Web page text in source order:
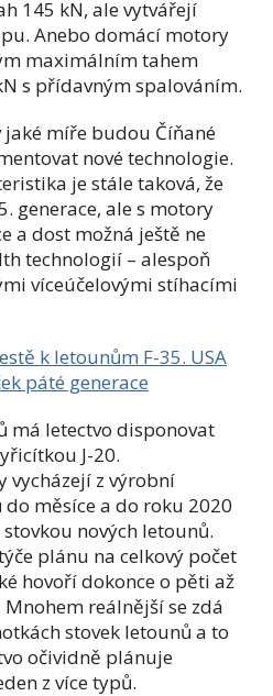
145 kN, ale vytvářejí
Anebo domácí motory
maximálním tahem
s přídavným spalováním.
jaké míře budou Číňané
nové technologie.
je stále taková, že
generace, ale s motory
a dost možná ještě ne
technologií – alespoň
víceúčelovými stíhacími
k letounům F-35. USA
páté generace
má letectvo disponovat
J-20.
z výrobní
měsíce a do roku 2020
nových letounů.
plánu na celkový počet
hovoří dokonce o pěti až
reálnější se zdá
stovek letounů a to
očividně plánuje
z více typů.